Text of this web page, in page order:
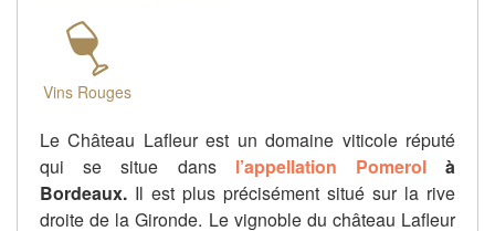
Vins Rouges
Le Château Lafleur est un domaine viticole réputé
qui se situe dans l’appellation Pomerolà
Bordeaux. Il est plus précisément situé sur la rive
droite de la Gironde. Le vignoble du château Lafleur